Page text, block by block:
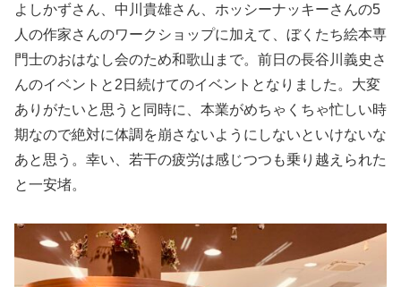
よしかずさん、中川貴雄さん、ホッシーナッキーさんの5
人の作家さんのワークショップに加えて、ぼくたち絵本専
門士のおはなし会のため和歌山まで。前日の長谷川義史さ
んのイベントと2日続けてのイベントとなりました。大変
ありがたいと思うと同時に、本業がめちゃくちゃ忙しい時
期なので絶対に体調を崩さないようにしないといけないな
あと思う。幸い、若干の疲労は感じつつも乗り越えられた
と一安堵。